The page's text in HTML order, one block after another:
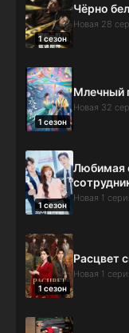
1 сезон
Чёрно
Новая 28
1 сезон
Млечный
Новая 32
1 сезон
Любимая
Новая 1
1 сезон
Расцвет
Новая 1